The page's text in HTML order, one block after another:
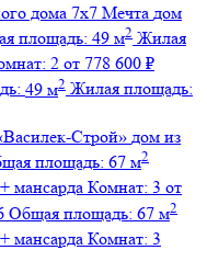
дом
площадь: 49 м2 Жилая
2 от 778 600 ₽
49 м2 Жилая площадь:
дом из
площадь: 67 м2
мансарда Комнат: 3 от
Общая площадь: 67 м2
мансарда Комнат: 3